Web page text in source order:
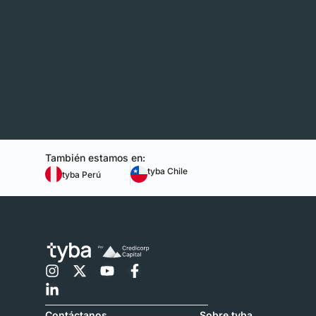
También estamos en:
tyba Perú tyba Chile